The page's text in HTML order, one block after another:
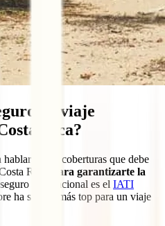
de viaje
Rica?
de las coberturas que debe
Rica,
para garantizarte la
seguro internacional es el IATI
ha sido la más top para un viaje